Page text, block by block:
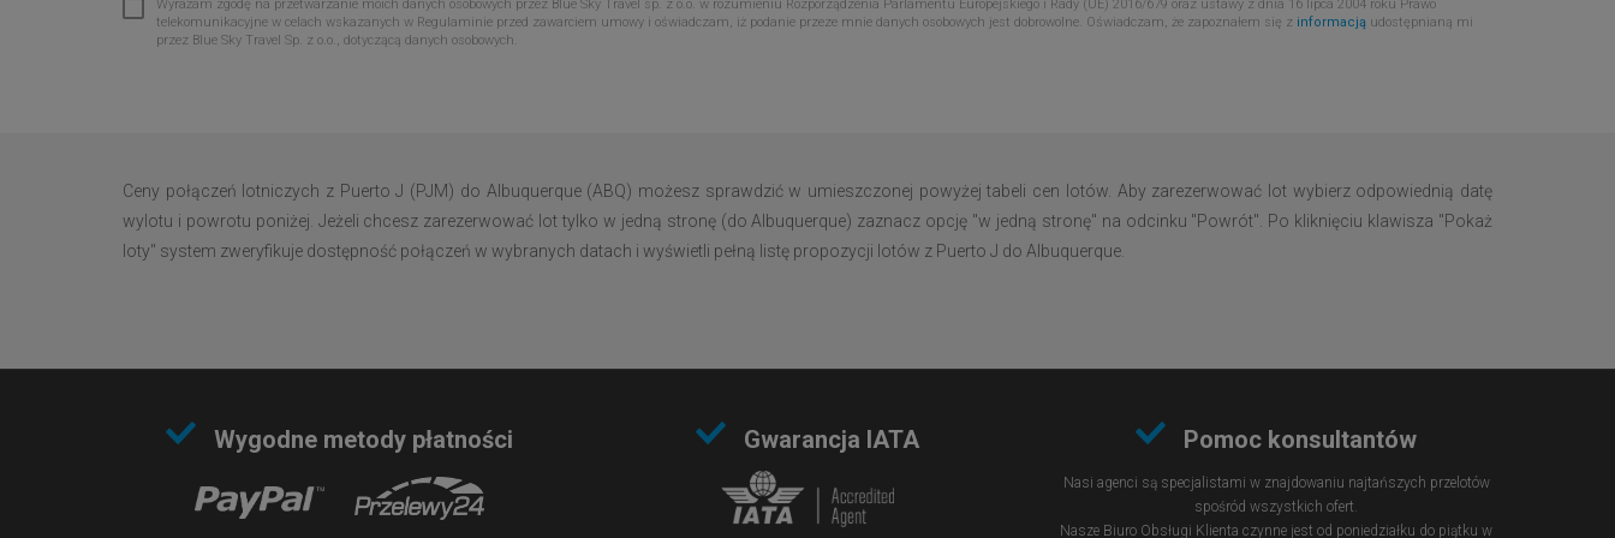
Wyrażam zgodę na przetwarzanie moich danych osobowych przez Blue Sky Travel sp. z o.o. w rozumieniu Rozporządzenia Parlamentu Europejskiego i Rady (UE) 2016/679 oraz ustawy z dnia 16 lipca 2004 roku Prawo
telekomunikacyjne w celach wskazanych w Regulaminie przed zawarciem umowy i oświadczam, iż podanie przeze mnie danych osobowych jest dobrowolne. Oświadczam, że zapoznałem się z informacją udostępnianą mi
przez Blue Sky Travel Sp. z o.o., dotyczącą danych osobowych.
Ceny połączeń lotniczych z Puerto J (PJM) do Albuquerque (ABQ) możesz sprawdzić w umieszczonej powyżej tabeli cen lotów. Aby zarezerwować lot wybierz odpowiednią datę
wylotu i powrotu poniżej. Jeżeli chcesz zarezerwować lot tylko w jedną stronę (do Albuquerque) zaznacz opcję "w jedną stronę" na odcinku "Powrót". Po kliknięciu klawisza "Pokaż
loty" system zweryfikuje dostępność połączeń w wybranych datach i wyświetli pełną listę propozycji lotów z Puerto J do Albuquerque.
Wygodne metody płatności Gwarancja IATA Pomoc konsultantów
Nasi agenci są specjalistami w znajdowaniu najtańszych przelotów
spośród wszystkich ofert.
Nasze Biuro Obsługi Klienta czynne jest od poniedziałku do piątku w